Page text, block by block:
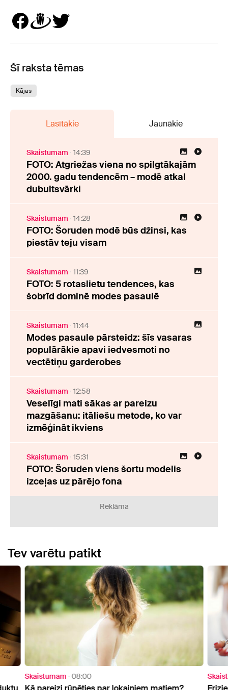
Šī raksta tēmas
Kājas
Lasītākie Jaunākie
Skaistumam 14:39
FOTO: Atgriežas viena no spilgtākajām
2000. gadu tendencēm – modē atkal
dubultsvārki
Skaistumam 14:28
FOTO: Šoruden modē būs džinsi, kas
piestāv teju visam
Skaistumam 11:39
FOTO: 5 rotaslietu tendences, kas
šobrīd dominē modes pasaulē
Skaistumam 11:44
Modes pasaule pārsteidz: šīs vasaras
populārākie apavi iedvesmoti no
vectētiņu garderobes
Skaistumam 12:58
Veselīgi mati sākas ar pareizu
mazgāšanu: itāliešu metode, ko var
izmēģināt ikviens
Skaistumam 15:31
FOTO: Šoruden viens šortu modelis
izceļas uz pārējo fona
Reklāma
Tev varētu patikt
Skaistumam 08:00